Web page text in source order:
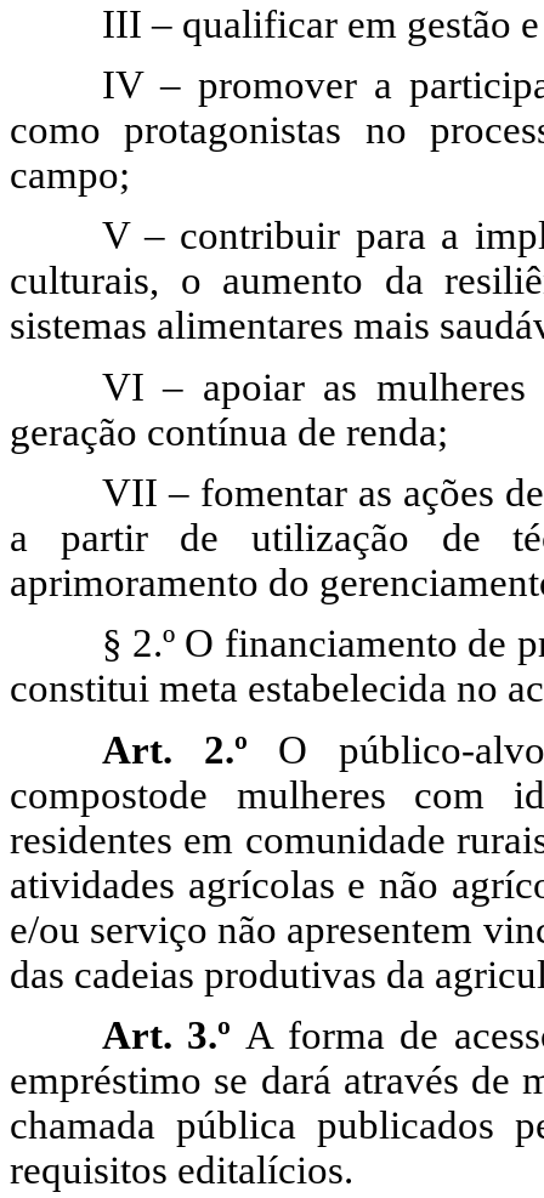
III – qualificar em gestão
IV – promover a
como protagonistas no
campo;
V – contribuir para a
culturais, o aumento da
sistemas alimentares mais
VI – apoiar as
geração contínua de renda;
VII – fomentar as ações
a partir de utilização de
aprimoramento do
§ 2.º O financiamento de
constitui meta estabelecida no
Art. 2.º O público-
compostode mulheres com
residentes em comunidade
atividades agrícolas e não
e/ou serviço não apresentem
das cadeias produtivas da
Art. 3.º A forma de
empréstimo se dará através de
chamada pública publicados
requisitos editalícios.